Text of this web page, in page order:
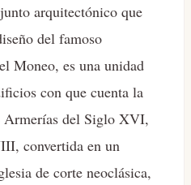
arquitectónico que
del famoso
Moneo, es una unidad
con que cuenta la
Armerías del Siglo XVI,
convertida en un
de corte neoclásica,